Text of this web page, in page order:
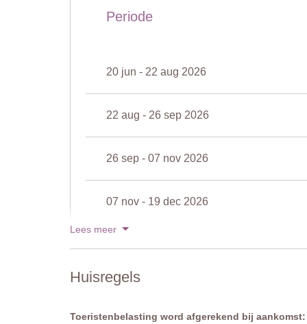
Diepte: 1,2 tot 2,2 meter
Toegang: Romeinse treden
Gemeubileerd: ligbedden en parasols
Gereinigd met : Chloorvrij
Afstand vanaf het vakantiehuis: 20 meter
Er is een bijzonder ondiep kinderbadje dat door een
goede maat voor kinderen om erin te spelen.
Periode
20 jun - 22 aug 2026
22 aug - 26 sep 2026
26 sep - 07 nov 2026
07 nov - 19 dec 2026
Toon prijzen voor 2027
Lees meer
Huisregels
Toeristenbelasting word afgerekend bij aankomst: